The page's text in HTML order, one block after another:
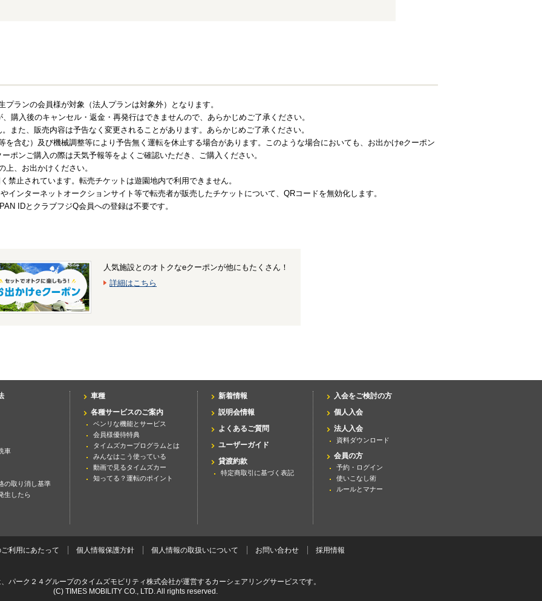
ランの会員様が対象（法人プランは対象外）となります。
購入後のキャンセル・返金・再発行はできませんので、あらかじめご了承ください。
また、販売内容は予告なく変更されることがあります。あらかじめご了承ください。
を含む）及び機械調整等により予告無く運転を休止する場合があります。このような場合においても、お出かけeクーポン
ポンご購入の際は天気予報等をよくご確認いただき、ご購入ください。
、お出かけください。
禁止されています。転売チケットは遊園地内で利用できません。
インターネットオークションサイト等で転売者が販売したチケットについて、QRコードを無効化します。
IDとクラブフジQ会員への登録は不要です。
人気施設とのオトクなeクーポンが他にもたくさん！
詳細はこちら
車
の取り消し基準
生したら
車種
各種サービスのご案内
ベンリな機能とサービス
会員様優待特典
タイムズカープログラムとは
みんなはこう使っている
動画で見るタイムズカー
知ってる？運転のポイント
新着情報
説明会情報
よくあるご質問
ユーザーガイド
貸渡約款
特定商取引に基づく表記
入会をご検討の方
個人入会
法人入会
資料ダウンロード
会員の方
予約・ログイン
使いこなし術
ルールとマナー
利用にあたって 個人情報保護方針 個人情報の取扱いについて お問い合わせ 採用情報
パーク２４グループのタイムズモビリティ株式会社が運営するカーシェアリングサービスです。
(C) TIMES MOBILITY CO., LTD. All rights reserved.